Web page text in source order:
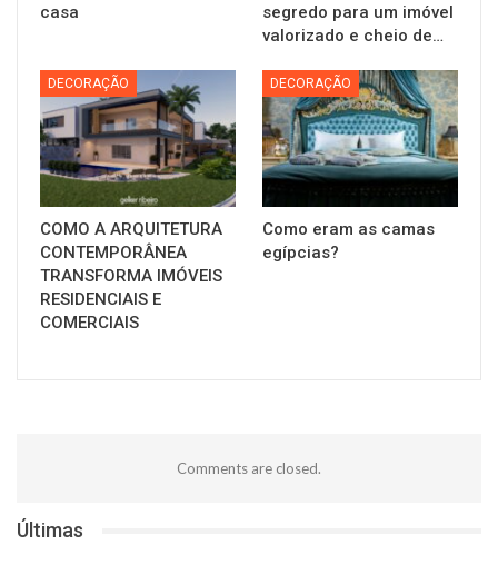
casa
segredo para um imóvel
valorizado e cheio de…
DECORAÇÃO
COMO A ARQUITETURA
CONTEMPORÂNEA
TRANSFORMA IMÓVEIS
RESIDENCIAIS E
COMERCIAIS
DECORAÇÃO
Como eram as camas
egípcias?
Comments are closed.
Últimas